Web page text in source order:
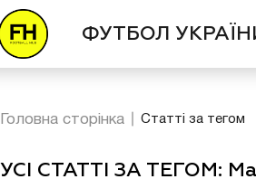
ФУТБОЛ
Головна сторінка Статті за тегом
УСІ СТАТТІ ЗА ТЕГОМ: